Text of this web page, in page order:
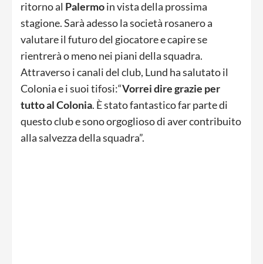
ritorno al Palermoin vista della prossima
stagione. Sarà adesso la società rosanero a
valutare il futuro del giocatore e capire se
rientrerà o meno nei piani della squadra.
Attraverso i canali del club, Lund ha salutato il
Colonia e i suoi tifosi:“Vorrei dire grazie per
tutto al Colonia. È stato fantastico far parte di
questo club e sono orgoglioso di aver contribuito
alla salvezza della squadra”.